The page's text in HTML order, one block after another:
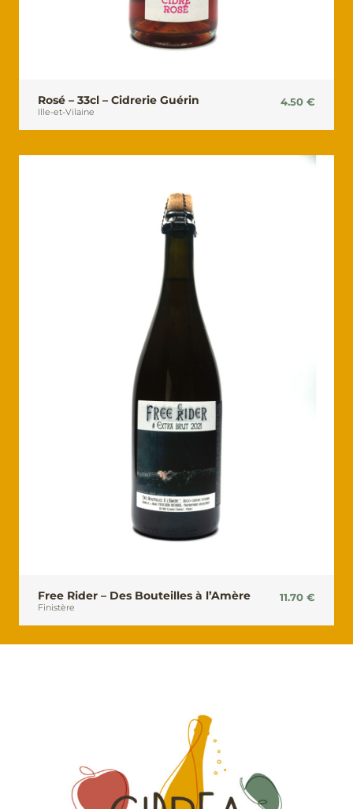
Rosé – 33cl – Cidrerie Guérin
Ille-et-Vilaine
4.50 €
Free Rider – Des Bouteilles à l’Amère
Finistère
11.70 €